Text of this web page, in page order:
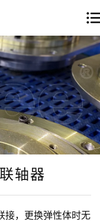
轴器
接，更换弹性体时无